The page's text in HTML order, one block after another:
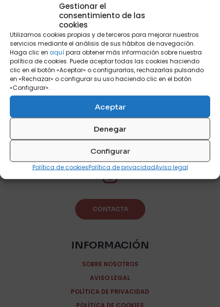
Gestionar el
consentimiento de las
cookies
Utilizamos cookies propias y de terceros para mejorar nuestros
servicios mediante el análisis de sus hábitos de navegación.
Haga clic en aquípara obtener más información sobre nuestra
política de cookies. Puede aceptar todas las cookies haciendo
clic en el botón «Aceptar» o configurarlas, rechazarlas pulsando
en «Rechazar» o configurar su uso haciendo clic en el botón
«Configurar».
Aceptar
Denegar
Configurar
Política de cookiesPolítica de privacidadAviso legal
He leído y acepto lapolítica de
privacidad para recibir la newsletter
de SV Comercial
CONTACTA
INFORMACIÓN
SOBRE NOSOTROS
AVISO LEGAL
POLÍTICA DE PRIVACIDAD
POLÍTICA DE COOKIES